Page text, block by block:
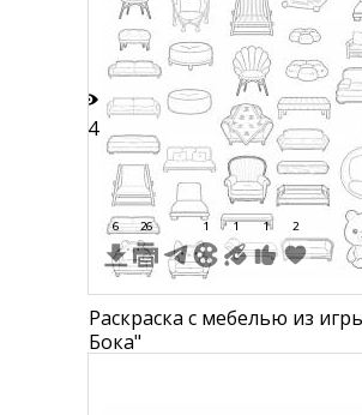
44
6 26 1 1 1 2
Раскраска с мебелью из
Бока"